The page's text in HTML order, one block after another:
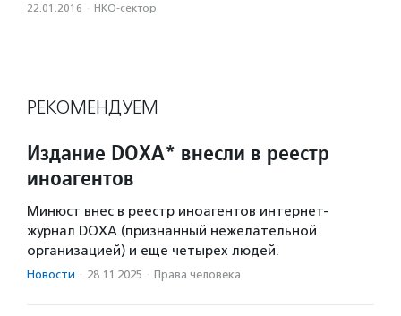
22.01.2016 · НКО-сектор
РЕКОМЕНДУЕМ
Издание DOXA* внесли в реестр
иноагентов
Минюст внес в реестр иноагентов интернет-
журнал DOXA (признанный нежелательной
организацией) и еще четырех людей.
Новости · 28.11.2025 · Права человека